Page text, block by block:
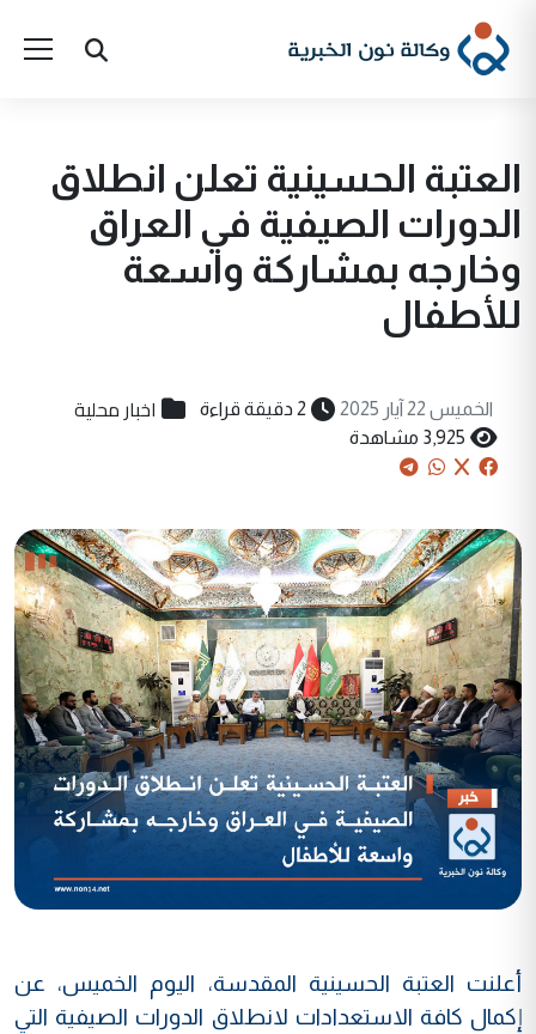
العتبة الحسينية تعلن انطلاق
الدورات الصيفية في العراق
وخارجه بمشاركة واسعة
للأطفال
الخميس 22 آيار 2025 2 دقيقة قراءة اخبار محلية
3,925 مشاهدة
أعلنت العتبة الحسينية المقدسة، اليوم الخميس، عن
إكمال كافة الاستعدادات لانطلاق الدورات الصيفية التي